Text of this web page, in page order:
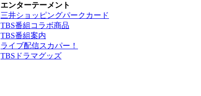
エンターテーメント
三井ショッピングパークカード
TBS番組コラボ商品
TBS番組案内
ライブ配信スカパー！
TBSドラマグッズ